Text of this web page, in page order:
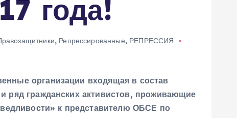
года!
, Репрессированные, РЕПРЕССИЯ
организации входящая в состав
ряд гражданских активистов, проживающие
к представителю ОБСЕ по